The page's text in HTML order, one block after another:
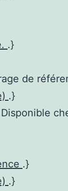
.}
de
.}
.}
.}